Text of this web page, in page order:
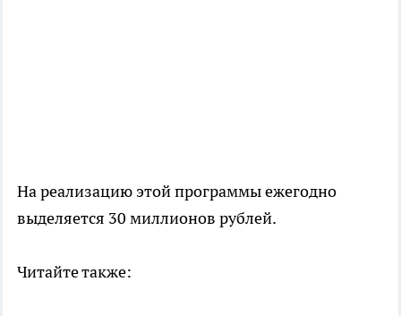
На реализацию этой программы ежегодно
выделяется 30 миллионов рублей.
Читайте также: